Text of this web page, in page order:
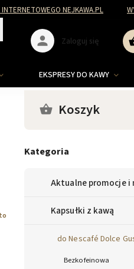
NEJKAWA.PL
Zaloguj się
EKSPRESY DO KAWY
Koszyk
Kategoria
Aktualne promocje i
Kapsułki z kawą
do Nescafé Dolce
Bezkofeinowa